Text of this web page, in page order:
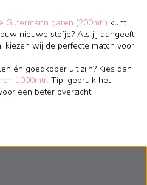
Gutermann garen (200mtr) kunt
nieuwe stofje? Als jij aangeeft
kiezen wij de perfecte match voor
én goedkoper uit zijn? Kies dan
1000mtr. Tip: gebruik het
een beter overzicht